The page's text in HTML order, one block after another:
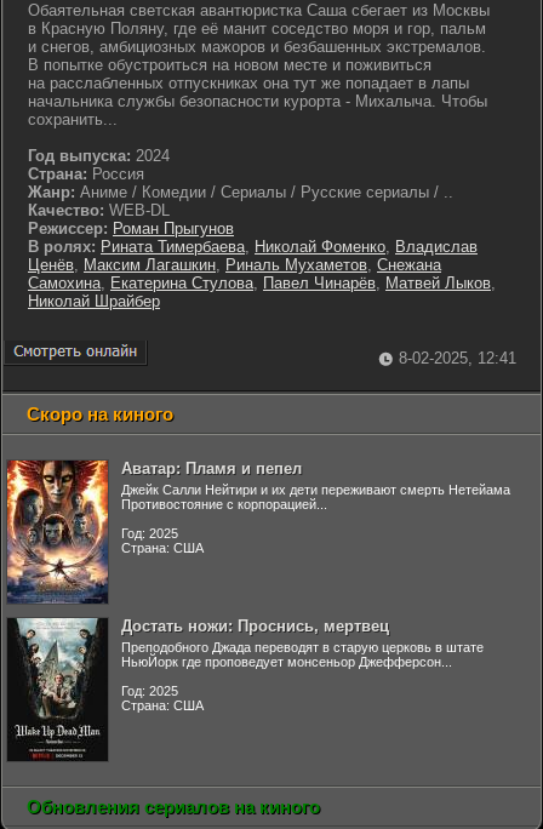
Обаятельная светская авантюристка Саша сбегает из Москвы
в Красную Поляну, где её манит соседство моря и гор, пальм
и снегов, амбициозных мажоров и безбашенных экстремалов.
В попытке обустроиться на новом месте и поживиться
на расслабленных отпускниках она тут же попадает в лапы
начальника службы безопасности курорта - Михалыча. Чтобы
сохранить...
Год выпуска: 2024
Страна: Россия
Жанр: Аниме / Комедии / Сериалы / Русские сериалы / ..
Качество: WEB-DL
Режиссер: Роман Прыгунов
В ролях: Рината Тимербаева, Николай Фоменко, Владислав
Ценёв, Максим Лагашкин, Риналь Мухаметов, Снежана
Самохина, Екатерина Стулова, Павел Чинарёв, Матвей Лыков,
Николай Шрайбер
8-02-2025, 12:41
Скоро на киного
Аватар: Пламя и пепел
Джейк Салли Нейтири и их дети переживают смерть Нетейама
Противостояние с корпорацией...
Год: 2025
Страна: США
Достать ножи: Проснись, мертвец
Преподобного Джада переводят в старую церковь в штате
НьюЙорк где проповедует монсеньор Джефферсон...
Год: 2025
Страна: США
Обновления сериалов на киного